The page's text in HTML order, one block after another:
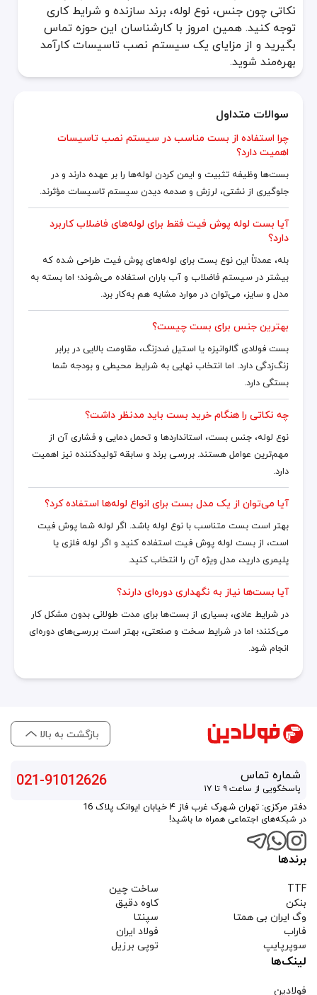
نکاتی چون جنس، نوع لوله، برند سازنده و شرایط کاری
توجه کنید. همین امروز با کارشناسان این حوزه تماس
بگیرید و از مزایای یک سیستم نصب تاسیسات کارآمد
بهره‌مند شوید.
سوالات متداول
چرا استفاده از بست مناسب در سیستم نصب تاسیسات
اهمیت دارد؟
بست‌ها وظیفه تثبیت و ایمن کردن لوله‌ها را بر عهده دارند و در
جلوگیری از نشتی، لرزش و صدمه دیدن سیستم تاسیسات مؤثرند.
آیا بست لوله پوش فیت فقط برای لوله‌های فاضلاب کاربرد
دارد؟
بله، عمدتاً این نوع بست برای لوله‌های پوش فیت طراحی شده که
بیشتر در سیستم فاضلاب و آب باران استفاده می‌شوند؛ اما بسته به
مدل و سایز، می‌توان در موارد مشابه هم به‌کار برد.
بهترین جنس برای بست چیست؟
بست فولادی گالوانیزه یا استیل ضدزنگ، مقاومت بالایی در برابر
زنگ‌زدگی دارد. اما انتخاب نهایی به شرایط محیطی و بودجه شما
بستگی دارد.
چه نکاتی را هنگام خرید بست باید مدنظر داشت؟
نوع لوله، جنس بست، استانداردها و تحمل دمایی و فشاری آن از
مهم‌ترین عوامل هستند. بررسی برند و سابقه تولیدکننده نیز اهمیت
دارد.
آیا می‌توان از یک مدل بست برای انواع لوله‌ها استفاده کرد؟
بهتر است بست متناسب با نوع لوله باشد. اگر لوله شما پوش فیت
است، از بست لوله پوش فیت استفاده کنید و اگر لوله فلزی یا
پلیمری دارید، مدل ویژه آن را انتخاب کنید.
آیا بست‌ها نیاز به نگهداری دوره‌ای دارند؟
در شرایط عادی، بسیاری از بست‌ها برای مدت طولانی بدون مشکل کار
می‌کنند؛ اما در شرایط سخت و صنعتی، بهتر است بررسی‌های دوره‌ای
انجام شود.
بازگشت به بالا
شماره تماس
پاسخگویی از ساعت ۹ تا ۱۷ 021-91012626
دفتر مرکزی: تهران شهرک غرب فاز ۴ خیابان ایوانک پلاک 16
در شبکه‌های اجتماعی همراه ما باشید!
برندها
TTF
بنکن
وگ ایران بی همتا
فاراب
سوپرپایپ
ساخت چین
کاوه دقیق
سپنتا
فولاد ایران
توپی برزیل
لینک‌ها
فولادین